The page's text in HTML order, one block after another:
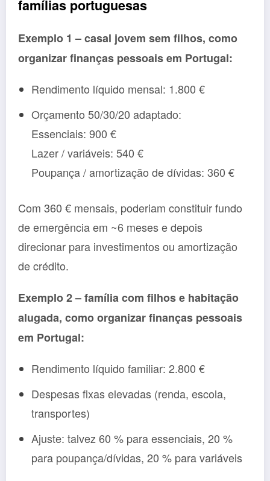
famílias portuguesas
Exemplo 1 – casal jovem sem filhos, como
organizar finanças pessoais em Portugal:
Rendimento líquido mensal: 1.800 €
Orçamento 50/30/20 adaptado:
Essenciais: 900 €
Lazer / variáveis: 540 €
Poupança / amortização de dívidas: 360 €
Com 360 € mensais, poderiam constituir fundo
de emergência em ~6 meses e depois
direcionar para investimentos ou amortização
de crédito.
Exemplo 2 – família com filhos e habitação
alugada, como organizar finanças pessoais
em Portugal:
Rendimento líquido familiar: 2.800 €
Despesas fixas elevadas (renda, escola,
transportes)
Ajuste: talvez 60 % para essenciais, 20 %
para poupança/dívidas, 20 % para variáveis